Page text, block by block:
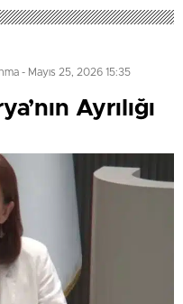
- Mayıs 25, 2026 15:35
Ayrılığı